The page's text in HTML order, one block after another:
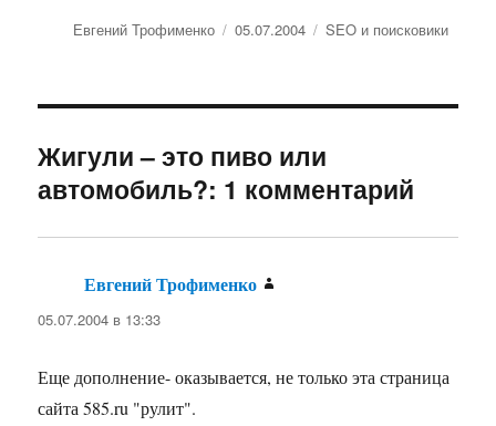
Автор
Евгений Трофименко Опубликовано
05.07.2004 Рубрики
SEO и поисковики
Жигули – это пиво или
автомобиль?: 1 комментарий
Евгений Трофименко
05.07.2004 в 13:33
Еще дополнение- оказывается, не только эта страница
сайта 585.ru "рулит".